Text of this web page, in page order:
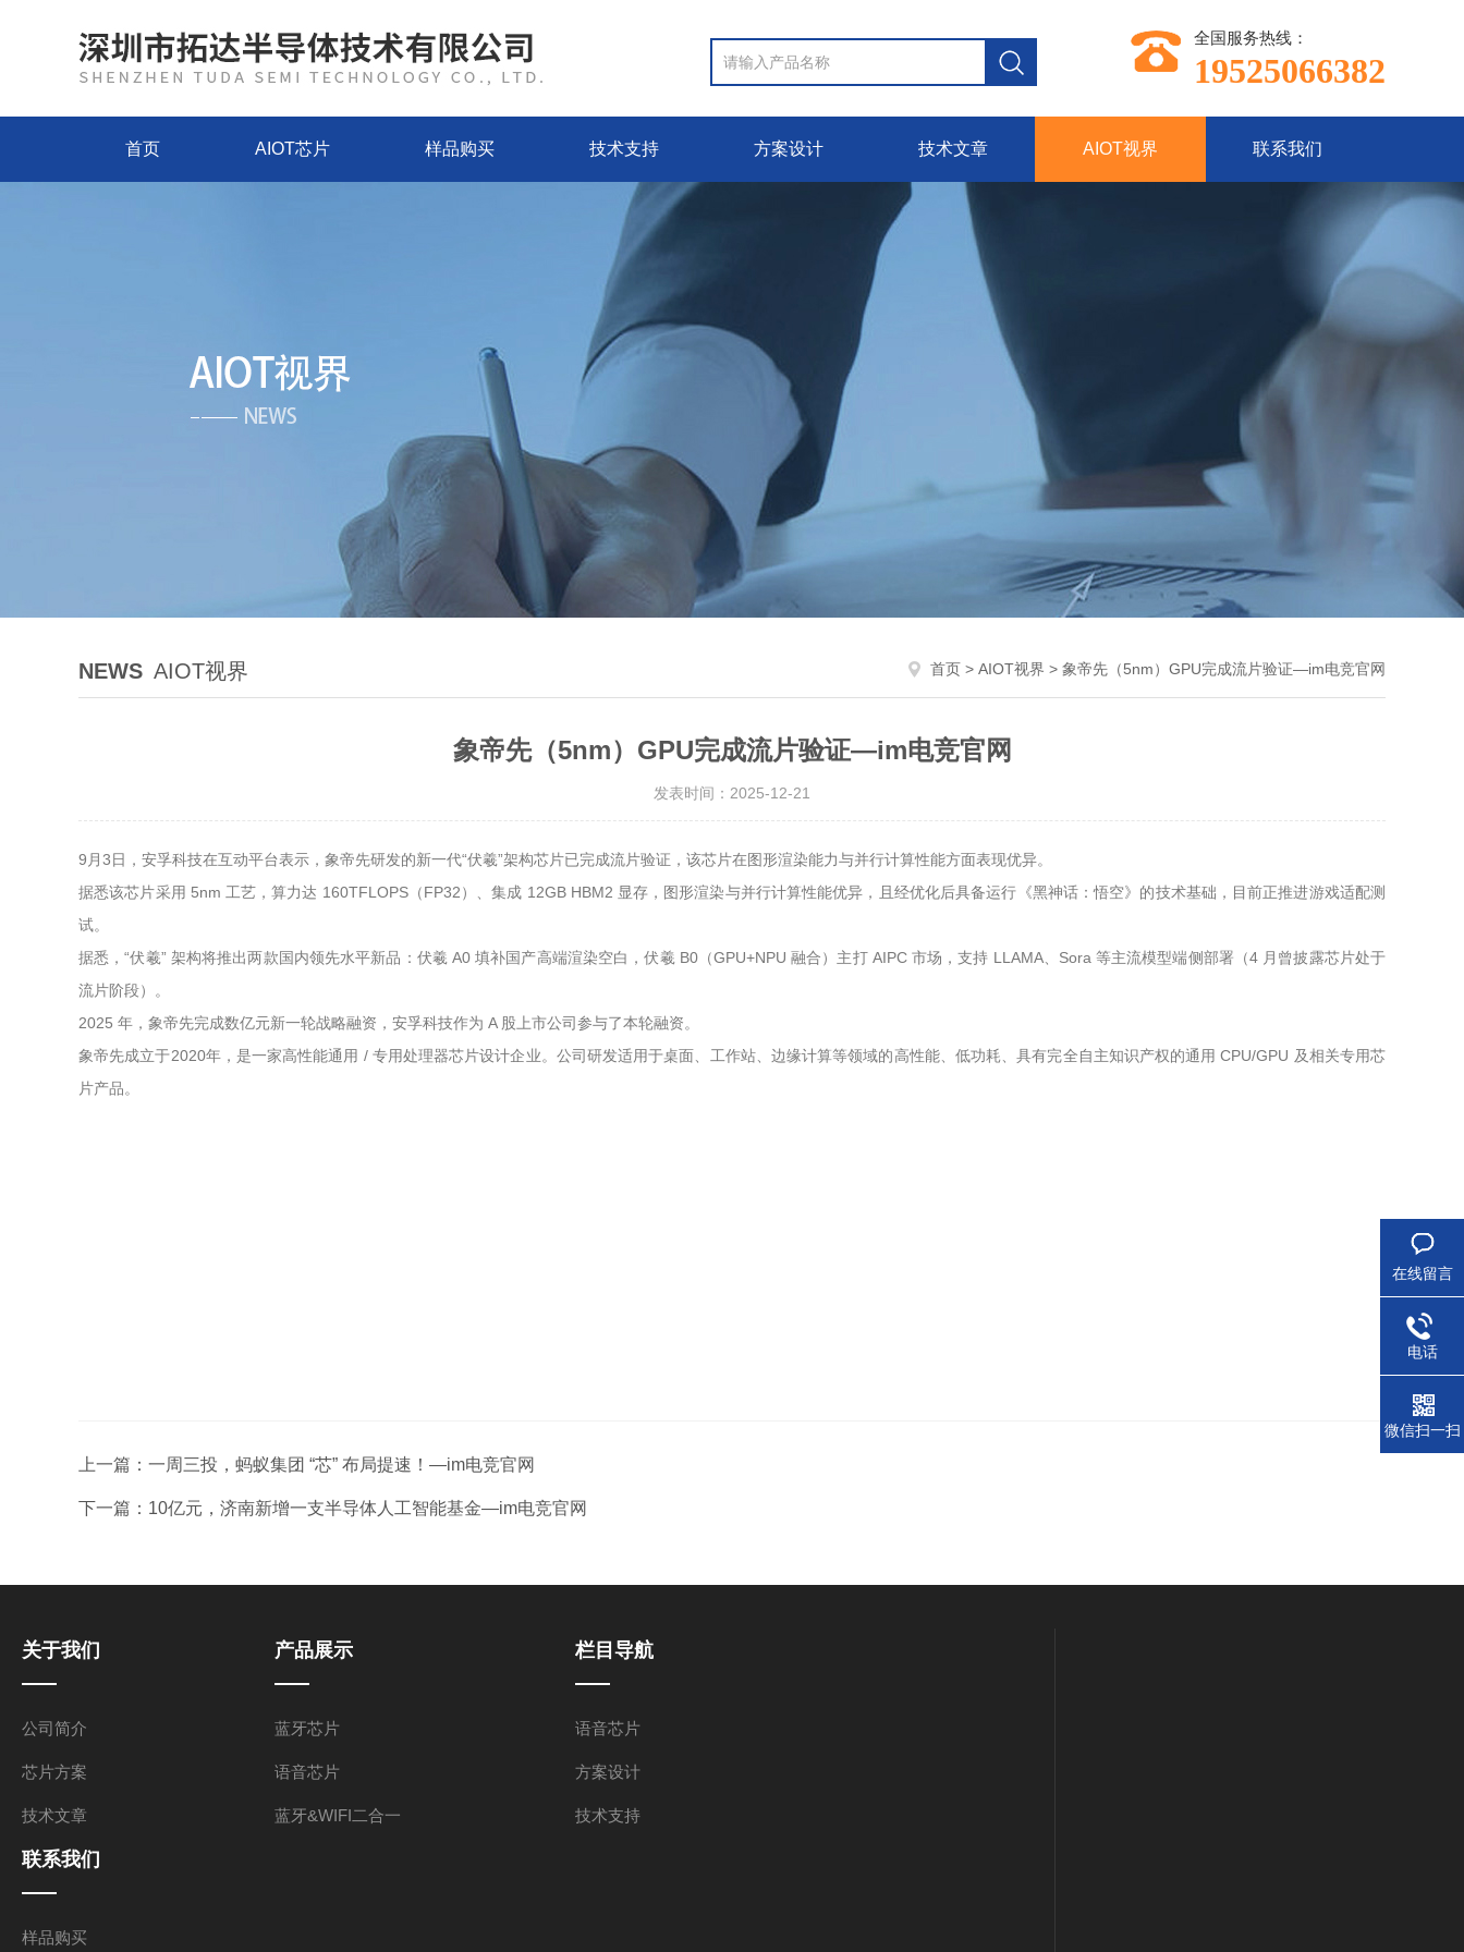
全国服务热线：
19525066382
首页 AIOT芯片 样品购买 技术支持 方案设计 技术文章 AIOT视界 联系我们
NEWS AIOT视界 首页 > AIOT视界 > 象帝先（5nm）GPU完成流片验证—im电竞官网
象帝先（5nm）GPU完成流片验证—im电竞官网
发表时间：2025-12-21
9月3日，安孚科技在互动平台表示，象帝先研发的新一代“伏羲”架构芯片已完成流片验证，该芯片在图形渲染能力与并行计算性能方面表现优异。
据悉该芯片采用 5nm 工艺，算力达 160TFLOPS（FP32）、集成 12GB HBM2 显存，图形渲染与并行计算性能优异，且经优化后具备运行《黑神话：悟空》的技术基础，目前正推进游戏适配测
试。
据悉，“伏羲” 架构将推出两款国内领先水平新品：伏羲 A0 填补国产高端渲染空白，伏羲 B0（GPU+NPU 融合）主打 AIPC 市场，支持 LLAMA、Sora 等主流模型端侧部署（4 月曾披露芯片处于
流片阶段）。
2025 年，象帝先完成数亿元新一轮战略融资，安孚科技作为 A 股上市公司参与了本轮融资。
象帝先成立于2020年，是一家高性能通用 / 专用处理器芯片设计企业。公司研发适用于桌面、工作站、边缘计算等领域的高性能、低功耗、具有完全自主知识产权的通用 CPU/GPU 及相关专用芯
片产品。
上一篇： 一周三投，蚂蚁集团 “芯” 布局提速！—im电竞官网
下一篇： 10亿元，济南新增一支半导体人工智能基金—im电竞官网
关于我们
公司简介
芯片方案
技术文章
产品展示
蓝牙芯片
语音芯片
蓝牙&WIFI二合一
栏目导航
语音芯片
方案设计
技术支持
联系我们
样品购买
在线留言
电话
微信扫一扫